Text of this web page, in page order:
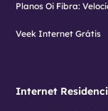
Planos Oi Fibra:
Veek Internet Grátis
Internet